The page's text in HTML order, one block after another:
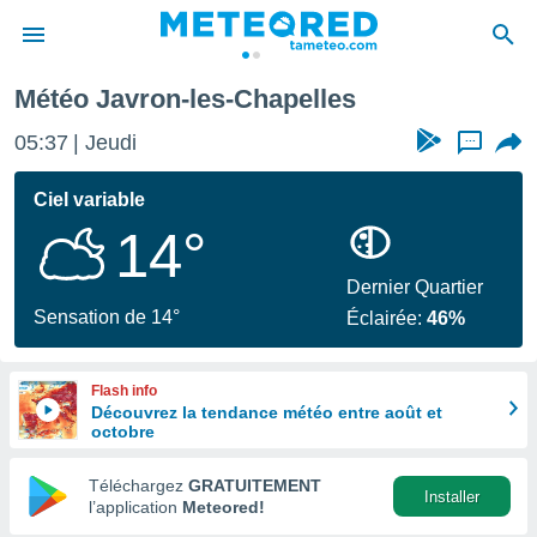
de
en
Météo Javron-les-Chapelles
05:37 Jeudi ...
Ciel variable
14°
Sensation de 14°
Dernier Quartier
Éclairée:46%
Flash info
Découvrez la tendance météo entre août et
octobre
Téléchargez GRATUITEMENT
l’application Meteored!
Installer